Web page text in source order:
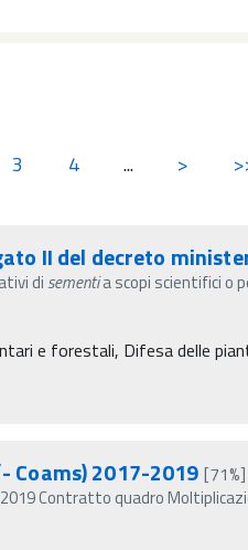
3 4 ... >
II del decreto
di sementia scopi scientifici o
e forestali, Difesa delle
Coams) 2017-2019 [71%]
Contratto quadro